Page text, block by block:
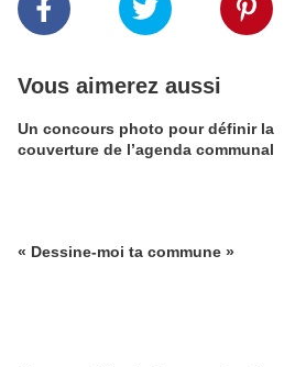
Vous aimerez aussi
Un concours photo pour définir la
couverture de l’agenda communal
« Dessine-moi ta commune »